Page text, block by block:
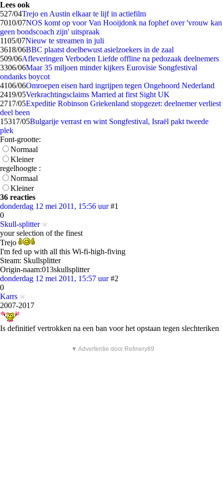
Lees ook
527/04Trejo en Austin elkaar te lijf in actiefilm
7010/07NOS komt op voor Van Hooijdonk na fophef over 'vrouw kan
geen bondscoach zijn' uitspraak
1105/07Nieuw te streamen in juli
3618/06BBC plaatst doelbewust asielzoekers in de zaal
509/06Afleveringen Verboden Liefde offline na pedozaak deelnemers
3306/06Maar 35 miljoen minder kijkers Eurovisie Songfestival
ondanks boycot
4106/06Omroepen eisen hard ingrijpen tegen Ongehoord Nederland
2419/05Verkrachtingsclaims Married at first Sight UK
2717/05Expeditie Robinson Griekenland stopgezet: deelnemer verliest
deel been
15317/05Bulgarije verrast en wint Songfestival, Israël pakt tweede
plek
Font-grootte:
Normaal
Kleiner
regelhoogte :
Normaal
Kleiner
36 reacties
donderdag 12 mei 2011, 15:56 uur #1
0
Skull-splitter
your selection of the finest
Trejo
I'm fed up with all this Wi-fi-high-fiving
Steam: Skullsplitter
Origin-naam:013skullsplitter
donderdag 12 mei 2011, 15:57 uur #2
0
Karrs
2007-2017
Is definitief vertrokken na een ban voor het opstaan tegen slechteriken
▼ Advertentie door Refinery89